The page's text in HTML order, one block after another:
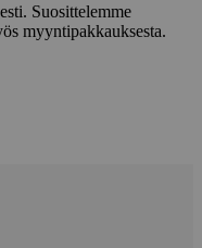
Suosittelemme
myyntipakkauksesta.